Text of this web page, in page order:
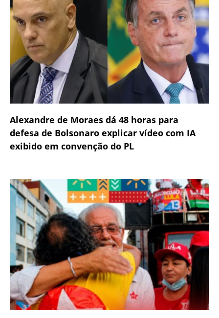
Alexandre de Moraes dá 48 horas para
defesa de Bolsonaro explicar vídeo com IA
exibido em convenção do PL